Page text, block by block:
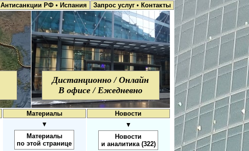
Антисанкции РФ • Испания Запрос услуг • Контакты
Дистанционно / Онлайн
В офисе / Ежедневно
Материалы Новости
▼
Материалы
по этой странице
▼
Новости
и аналитика (322)